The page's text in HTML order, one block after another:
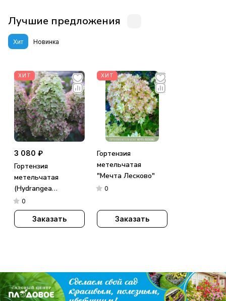
Лучшие предложения
Хит Новинка
ХИТ
3 080 ₽
Гортензия
метельчатая
(Hydrangea
paniculata)
«Metallica»
0
Заказать
ХИТ
Гортензия
метельчатая
"Мечта Лесково"
0
Заказать